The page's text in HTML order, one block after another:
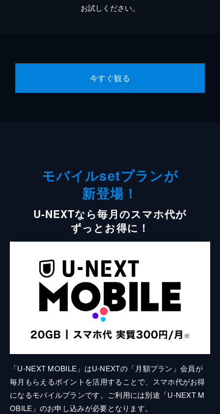
お試しください。
今すぐ観る
モバイルsetプランが
新登場！
U-NEXTなら毎月のスマホ代が
ずっとお得に！
「U-NEXT MOBILE」はU-NEXTの「月額プラン」会員が
毎月もらえるポイントを活用することで、スマホ代がお得
になるモバイルプランです。ご利用には別途「U-NEXT M
OBILE」のお申し込みが必要となります。